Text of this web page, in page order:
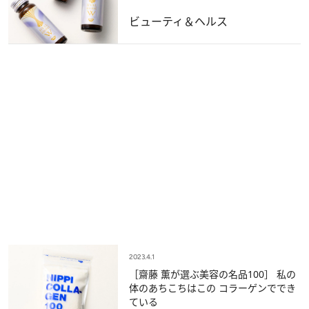
ビューティ＆ヘルス
2023.4.1
［齋藤 薫が選ぶ美容の名品100］ 私の
体のあちこちはこの コラーゲンででき
ている